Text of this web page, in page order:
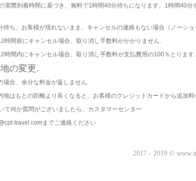
実際到着時間に基づき、無料で1時間40分待ちになります。1時間40
待ち、お客様が現れないまま、キャンセルの連絡もない場合（ノーシ
時間前にキャンセル場合、取り消し手数料がかかりません.
時間内にキャンセル場合、取り消し手数料が支払費用の100％とります.
の変更.
場合、余分な料金が返しません.
地はもとの距離より長くなると、お客様のクレジットカードから追加
て何か質問がございましたら、カスタマーセンター
travel.comまでご連絡ください
2017 - 2019 ©